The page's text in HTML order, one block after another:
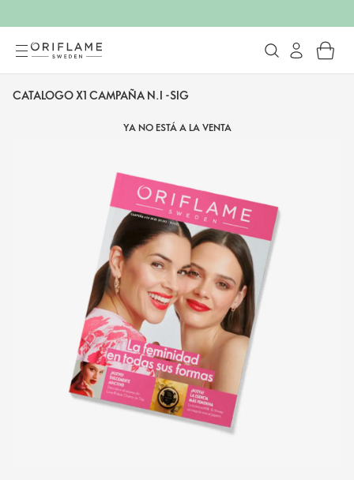
CATALOGO X1 CAMPAÑA N.I -SIG
YA NO ESTÁ A LA VENTA